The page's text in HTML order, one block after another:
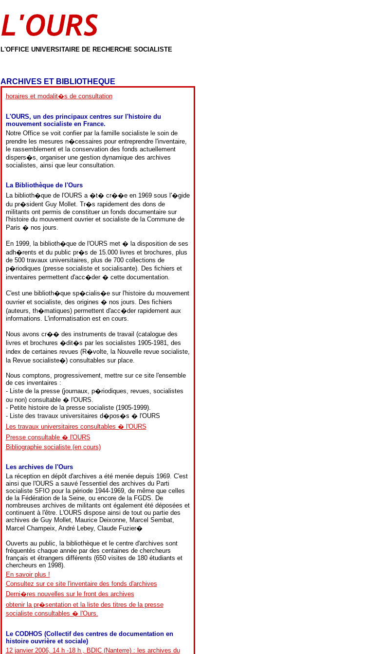
L'OFFICE UNIVERSITAIRE DE RECHERCHE SOCIALISTE
ARCHIVES ET BIBLIOTHEQUE
horaires et modalit�s de consultation
L'OURS, un des principaux centres sur l'histoire du
mouvement socialiste en France.
Notre Office se voit confier par la famille socialiste le soin de
prendre les mesures n�cessaires pour entreprendre l'inventaire,
le rassemblement et la conservation des fonds actuellement
dispers�s, organiser une gestion dynamique des archives
socialistes, ainsi que leur consultation.
La Bibliothèque de l'Ours
La biblioth�que de l'OURS a �t� cr��e en 1969 sous l'�gide
du pr�sident Guy Mollet. Tr�s rapidement des dons de
militants ont permis de constituer un fonds documentaire sur
l'histoire du mouvement ouvrier et socialiste de la Commune de
Paris � nos jours.
En 1999, la biblioth�que de l'OURS met � la disposition de ses
adh�rents et du public pr�s de 15.000 livres et brochures, plus
de 500 travaux universitaires, plus de 700 collections de
p�riodiques (presse socialiste et socialisante). Des fichiers et
inventaires permettent d'acc�der � cette documentation.
C'est une biblioth�que sp�cialis�e sur l'histoire du mouvement
ouvrier et socialiste, des origines � nos jours. Des fichiers
(auteurs, th�matiques) permettent d'acc�der rapidement aux
informations. L'informatisation est en cours.
Nous avons cr�� des instruments de travail (catalogue des
livres et brochures �dit�s par les socialistes 1905-1981, des
index de certaines revues (R�volte, la Nouvelle revue socialiste,
la Revue socialiste�) consultables sur place.
Nous comptons, progressivement, mettre sur ce site l'ensemble
de ces inventaires :
- Liste de la presse (journaux, p�riodiques, revues, socialistes
ou non) consultable � l'OURS.
- Petite histoire de la presse socialiste (1905-1999).
- Liste des travaux universitaires d�pos�s � l'OURS
Les travaux universitaires consultables � l'OURS
Presse consultable � l'OURS
Bibliographie socialiste (en cours)
Les archives de l'Ours
La réception en dépôt d'archives a été menée depuis 1969. C'est
ainsi que l'OURS a sauvé l'essentiel des archives du Parti
socialiste SFIO pour la période 1944-1969, de même que celles
de la Fédération de la Seine, ou encore de la FGDS. De
nombreuses archives de militants ont également été déposées et
continuent à l'être. L'OURS dispose ainsi de tout ou partie des
archives de Guy Mollet, Maurice Deixonne, Marcel Sembat,
Marcel Champeix, André Lebey, Claude Fuzier�
Ouverts au public, la bibliothèque et le centre d'archives sont
fréquentés chaque année par des centaines de chercheurs
français et étrangers différents (650 visites de 180 étudiants et
chercheurs en 1998).
En savoir plus !
Consultez sur ce site l'inventaire des fonds d'archives
Derni�res nouvelles sur le front des archives
obtenir la pr�sentation et la liste des titres de la presse
socialiste consultables � l'Ours.
Le CODHOS (Collectif des centres de documentation en
histoire ouvrière et sociale)
12 janvier 2006, 14 h -18 h , BDIC (Nanterre) : les archives du